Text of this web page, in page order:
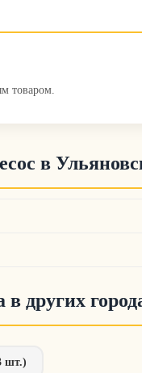
товаром.
в
других
шт.)